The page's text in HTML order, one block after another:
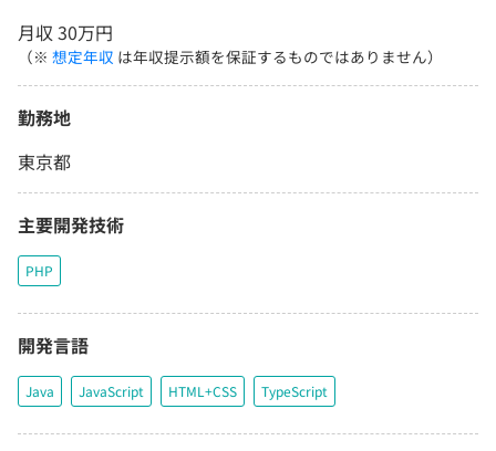
月収 30万円
（※ 想定年収 は年収提示額を保証するものではありません）
勤務地
東京都
主要開発技術
PHP
開発言語
Java JavaScript HTML+CSS TypeScript